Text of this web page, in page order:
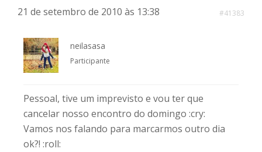
21 de setembro de 2010 às 13:38 #41383
neilasasa
Participante
Pessoal, tive um imprevisto e vou ter que
cancelar nosso encontro do domingo :cry:
Vamos nos falando para marcarmos outro dia
ok?! :roll: